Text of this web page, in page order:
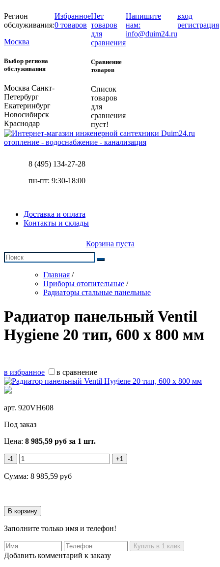
Регион
обслуживания:
Москва
Выбор региона
обслуживания
Москва Санкт-
Петербург
Екатеринбург
Новосибирск
Краснодар
Избранное
0 товаров
Нет
товаров
для
сравнения
Сравнение
товаров
Список
товаров
для
сравнения
пуст!
Напишите
нам:
info@duim24.ru
вход
регистрация
отопление - водоснабжение - канализация
8 (495) 134-27-28
пн-пт: 9:30-18:00
Доставка и оплата
Контакты и склады
Корзина пуста
Главная /
Приборы отопительные /
Радиаторы стальные панельные
Радиатор панельный Ventil
Hygiene 20 тип, 600 х 800 мм
в избранное в сравнение
арт. 920VH608
Под заказ
Цена: 8 985,59 руб за 1 шт.
-1 +1
Сумма: 8 985,59 руб
Заполните только имя и телефон!
Добавить комментарий к заказу